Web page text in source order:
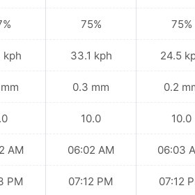
kph
AM
PM
75%
33.1 kph
0.3 mm
10.0
06:02 AM
07:12 PM
75%
24.5
0.2
10.0
06:03
07:12